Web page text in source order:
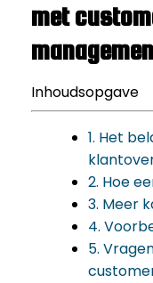
met
Inhoudsopgave
1. Het
2. Hoe
3. Meer
4.
5.